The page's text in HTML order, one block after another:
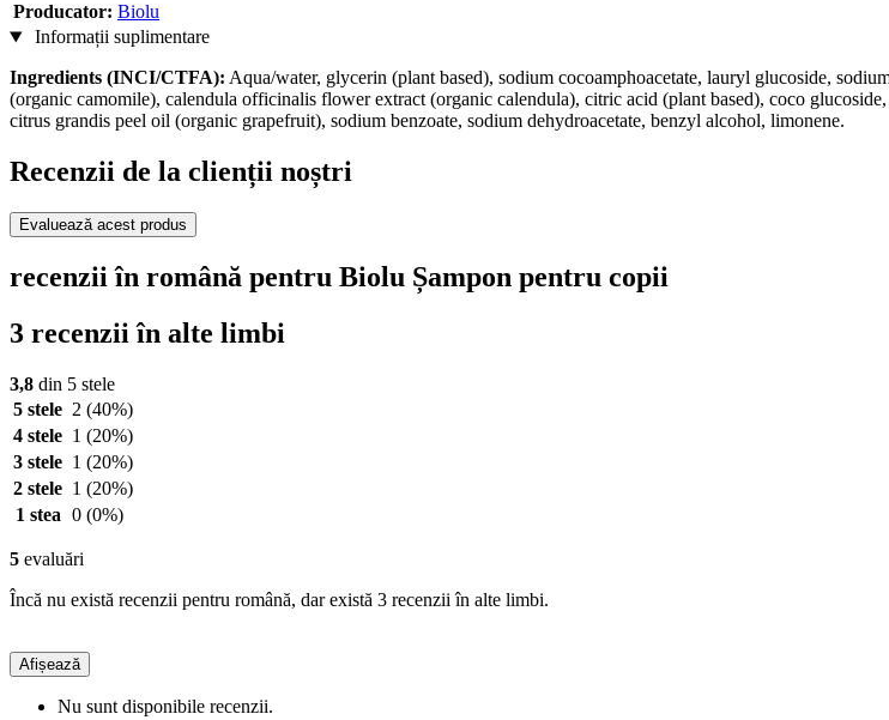
Producator: Biolu
Informații suplimentare
Ingredients (INCI/CTFA): Aqua/water, glycerin (plant based), sodium cocoamphoacetate, lauryl glucoside,
(organic camomile), calendula officinalis flower extract (organic calendula), citric acid (plant based), coco
citrus grandis peel oil (organic grapefruit), sodium benzoate, sodium dehydroacetate, benzyl alcohol, limonene.
Recenzii de la clienții noștri
Evaluează acest produs
recenzii în română pentru Biolu Șampon pentru copii
3 recenzii în alte limbi
3,8 din 5 stele
5 stele 2 (40%)
4 stele 1 (20%)
3 stele 1 (20%)
2 stele 1 (20%)
1 stea 0 (0%)
5 evaluări
Încă nu există recenzii pentru română, dar există 3 recenzii în alte limbi.
Afișează
Nu sunt disponibile recenzii.